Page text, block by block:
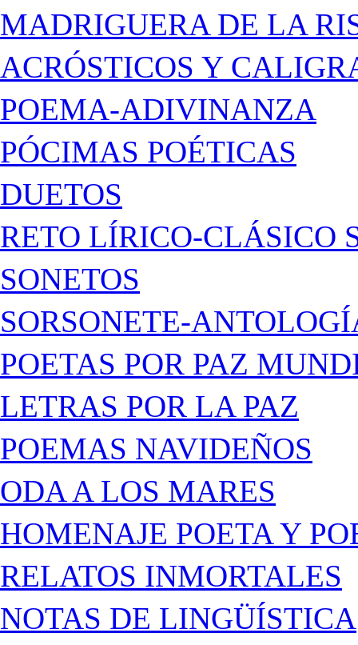
MADRIGUERA DE LA
ACRÓSTICOS Y
POEMA-ADIVINANZA
PÓCIMAS POÉTICAS
DUETOS
RETO LÍRICO-CLÁSICO
SONETOS
SORSONETE-
POETAS POR PAZ
LETRAS POR LA PAZ
POEMAS NAVIDEÑOS
ODA A LOS MARES
HOMENAJE POETA Y
RELATOS INMORTALES
NOTAS DE LINGÜÍSTICA